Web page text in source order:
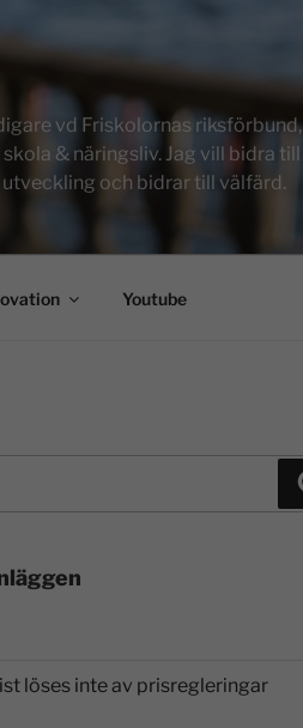
vd Friskolornas riksförbund,
& näringsliv. Jag vill bidra till
och bidrar till välfärd.
Youtube
löses inte av prisregleringar